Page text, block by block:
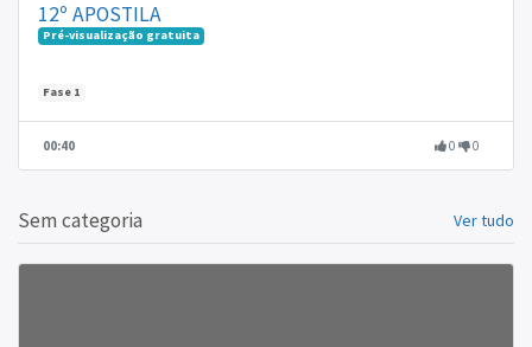
12º APOSTILA
Pré-visualização gratuita
Fase 1
00:40 0 0
Sem categoria Ver tudo